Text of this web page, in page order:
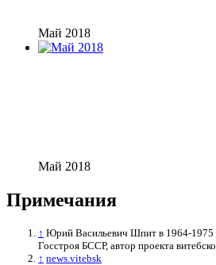
Май 2018
Май 2018
Примечания
↑ Юрий Васильевич Шпит в 1964-1975
Госстроя БССР, автор проекта
↑ news.vitebsk